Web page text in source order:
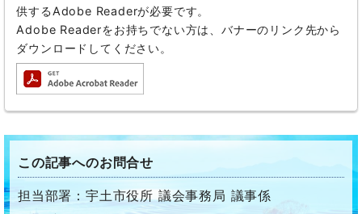
供するAdobe Readerが必要です。
Adobe Readerをお持ちでない方は、バナーのリンク先から
ダウンロードしてください。
この記事へのお問合せ
担当部署：宇土市役所 議会事務局 議事係